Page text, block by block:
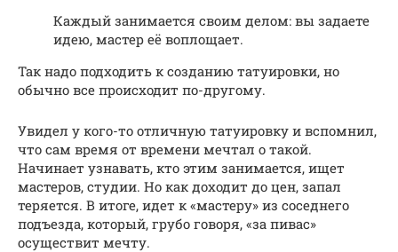
Каждый занимается своим делом: вы задаете
идею, мастер её воплощает.
Так надо подходить к созданию татуировки, но
обычно все происходит по-другому.
Увидел у кого-то отличную татуировку и вспомнил,
что сам время от времени мечтал о такой.
Начинает узнавать, кто этим занимается, ищет
мастеров, студии. Но как доходит до цен, запал
теряется. В итоге, идет к «мастеру» из соседнего
подъезда, который, грубо говоря, «за пивас»
осуществит мечту.